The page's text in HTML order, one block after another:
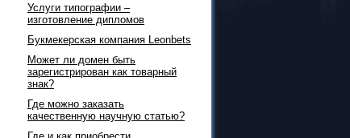
Услуги типографии –
изготовление дипломов
Букмекерская компания Leonbets
Может ли домен быть
зарегистрирован как товарный
знак?
Где можно заказать
качественную научную статью?